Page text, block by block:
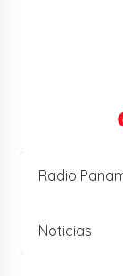
Radio
Noticias